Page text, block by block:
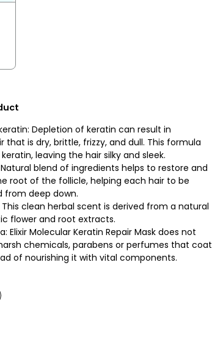
Depletion of keratin can result in
that is dry, brittle, frizzy, and dull. This formula
leaving the hair silky and sleek.
blend of ingredients helps to restore and
root of the follicle, helping each hair to be
from deep down.
clean herbal scent is derived from a natural
flower and root extracts.
Elixir Molecular Keratin Repair Mask does not
chemicals, parabens or perfumes that coat
of nourishing it with vital components.